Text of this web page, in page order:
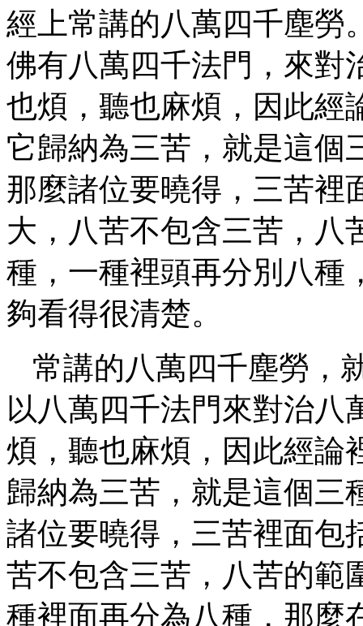
經上常講的八萬四千塵勞
佛有八萬四千法門，來對
也煩，聽也麻煩，因此經
它歸納為三苦，就是這個
那麼諸位要曉得，三苦裡
大，八苦不包含三苦，八
種，一種裡頭再分別八種
夠看得很清楚。
常講的八萬四千塵勞，
以八萬四千法門來對治八
煩，聽也麻煩，因此經論
歸納為三苦，就是這個三
諸位要曉得，三苦裡面包
苦不包含三苦，八苦的範
種裡面再分為八種，那麼